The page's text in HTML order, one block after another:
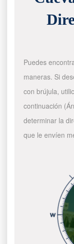
Puedes
maneras. Si
con brújula,
continuación
determinar la
que le envíen